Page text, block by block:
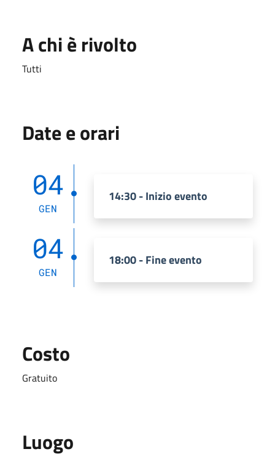
A chi è rivolto
Tutti
Date e orari
04
GEN
14:30 - Inizio evento
04
GEN
18:00 - Fine evento
Costo
Gratuito
Luogo